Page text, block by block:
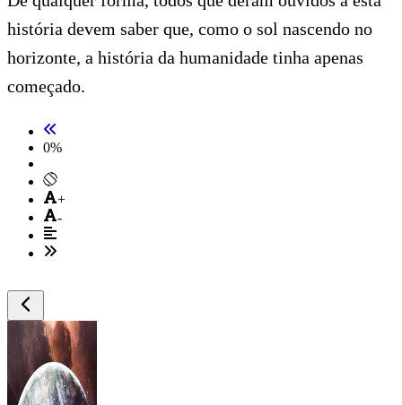
história devem saber que, como o sol nascendo no
horizonte, a história da humanidade tinha apenas
começado.
0%
+
-